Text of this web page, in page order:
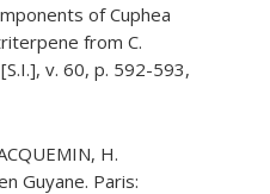
of Cuphea
from C.
v. 60, p. 592-593,
H.
Guyane. Paris: